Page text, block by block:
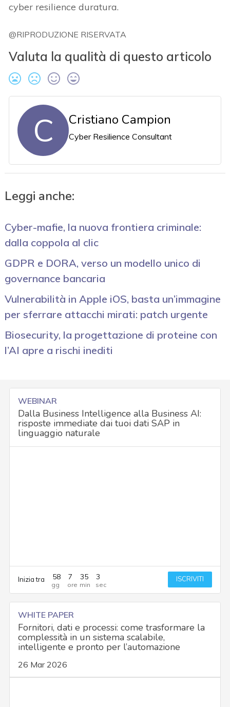
cyber resilience duratura.
@RIPRODUZIONE RISERVATA
Valuta la qualità di questo articolo
C Cristiano Campion
Cyber Resilience Consultant
Leggi anche:
Cyber-mafie, la nuova frontiera criminale:
dalla coppola al clic
GDPR e DORA, verso un modello unico di
governance bancaria
Vulnerabilità in Apple iOS, basta un’immagine
per sferrare attacchi mirati: patch urgente
Biosecurity, la progettazione di proteine con
l’AI apre a rischi inediti
WEBINAR
Dalla Business Intelligence alla Business AI:
risposte immediate dai tuoi dati SAP in
linguaggio naturale
Inizia tra 58 7 35 2 ISCRIVITI
WHITE PAPER
Fornitori, dati e processi: come trasformare la
complessità in un sistema scalabile,
intelligente e pronto per l’automazione
26 Mar 2026